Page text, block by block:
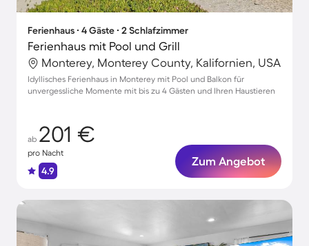
Ferienhaus ∙ 4 Gäste ∙ 2 Schlafzimmer
Ferienhaus mit Pool und Grill
Monterey, Monterey County, Kalifornien, USA
Idyllisches Ferienhaus in Monterey mit Pool und Balkon für
unvergessliche Momente mit bis zu 4 Gästen und Ihren Haustieren
ab 201 €
pro Nacht
4.9
Zum Angebot